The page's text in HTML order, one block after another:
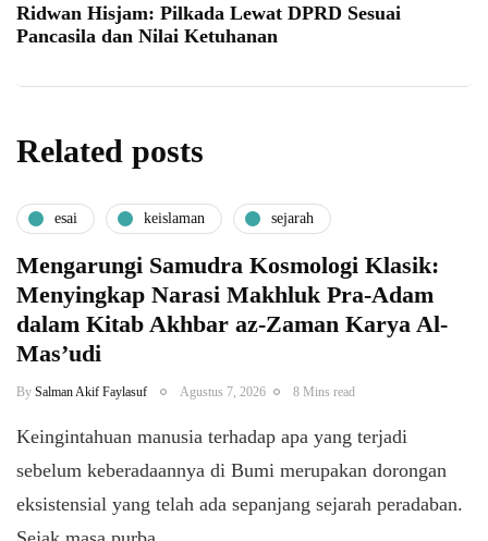
Ridwan Hisjam: Pilkada Lewat DPRD Sesuai
Pancasila dan Nilai Ketuhanan
Related posts
esai keislaman sejarah
Mengarungi Samudra Kosmologi Klasik:
Menyingkap Narasi Makhluk Pra-Adam
dalam Kitab Akhbar az-Zaman Karya Al-
Mas’udi
By Salman Akif Faylasuf Agustus 7, 2026 8 Mins read
Keingintahuan manusia terhadap apa yang terjadi
sebelum keberadaannya di Bumi merupakan dorongan
eksistensial yang telah ada sepanjang sejarah peradaban.